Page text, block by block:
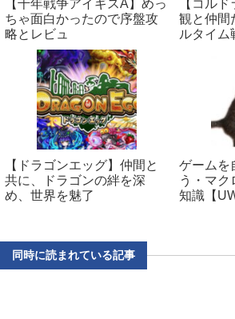
【千年戦争アイギスA】めっ
ちゃ面白かったので序盤攻
略とレビュ
【コル
観と仲間
ルタイム
【ドラゴンエッグ】仲間と
共に、ドラゴンの絆を深
め、世界を魅了
ゲームを
う・マク
知識【
同時に読まれている記事